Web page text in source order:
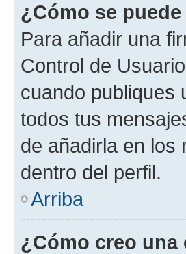
¿Cómo se
Para añadir una
Control de
cuando publiques
todos tus
de añadirla en
dentro del perfil.
Arriba
¿Cómo creo una